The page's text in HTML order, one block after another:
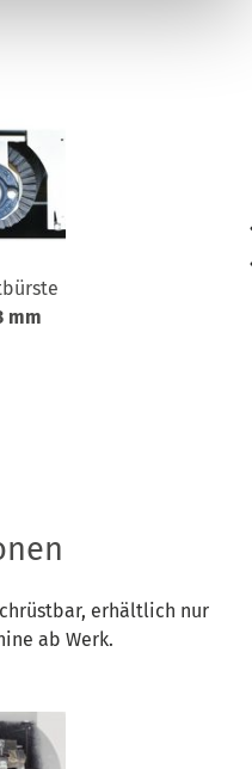
mm
erhältlich nur
ab Werk.